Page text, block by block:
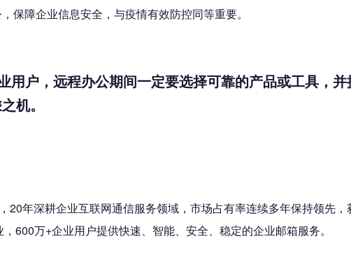
保障企业信息安全，与疫情有效防控同等重要。
用户，远程办公期间一定要选择可靠的产品或工具，
机。
年深耕企业互联网通信服务领域，市场占有率连续多年保持领先，
600万+企业用户提供快速、智能、安全、稳定的企业邮箱服务。